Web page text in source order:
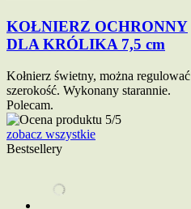
KOŁNIERZ OCHRONNY
DLA KRÓLIKA 7,5 cm
Kołnierz świetny, można regulować
szerokość. Wykonany starannie.
Polecam.
zobacz wszystkie
Bestsellery